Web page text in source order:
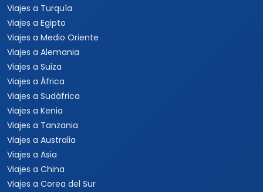
Viajes a Turquía
Viajes a Egipto
Viajes a Medio Oriente
Viajes a Alemania
Viajes a Suiza
Viajes a África
Viajes a Sudáfrica
Viajes a Kenia
Viajes a Tanzania
Viajes a Australia
Viajes a Asia
Viajes a China
Viajes a Corea del Sur